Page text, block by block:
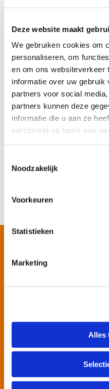
Deze website maakt
We gebruiken cookies om
personaliseren, om
en om ons websiteverkeer
informatie over uw gebruik
partners voor social
partners kunnen deze
informatie die u aan ze
verzameld op basis van
Noodzakelijk
Voorkeuren
Statistieken
Marketing
Alles
In welke regio staat
Wij helpen jou graag
Zanussi monteur in jou
Selecteer jouw
en vind meer informatie
storingen en foutcodes
vakman!
KIES JE VAKMAN